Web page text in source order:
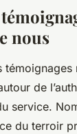
nous
témoignages
de
service.
du terroir